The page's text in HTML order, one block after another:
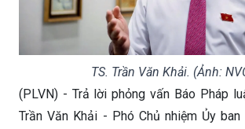
TS. Trần Văn Khải. (Ảnh:
(PLVN) - Trả lời phỏng vấn Báo Pháp
Trần Văn Khải - Phó Chủ nhiệm Ủy ban